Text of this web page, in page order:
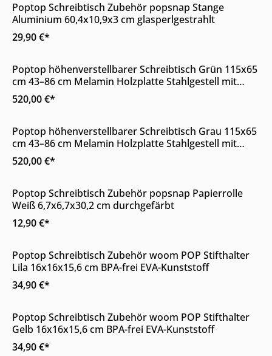
Poptop Schreibtisch Zubehör popsnap Stange
Aluminium 60,4x10,9x3 cm glasperlgestrahlt
29,90 €*
Online & im Möbelhaus verfügbar
Poptop höhenverstellbarer Schreibtisch Grün 115x65
cm 43–86 cm Melamin Holzplatte Stahlgestell mit
Rollen
520,00 €*
Online & im Möbelhaus verfügbar
Poptop höhenverstellbarer Schreibtisch Grau 115x65
cm 43–86 cm Melamin Holzplatte Stahlgestell mit
Rollen
520,00 €*
Online & im Möbelhaus verfügbar
Poptop Schreibtisch Zubehör popsnap Papierrolle
Weiß 6,7x6,7x30,2 cm durchgefärbt
12,90 €*
Online & im Möbelhaus verfügbar
Poptop Schreibtisch Zubehör woom POP Stifthalter
Lila 16x16x15,6 cm BPA-frei EVA-Kunststoff
34,90 €*
Online & im Möbelhaus verfügbar
Poptop Schreibtisch Zubehör woom POP Stifthalter
Gelb 16x16x15,6 cm BPA-frei EVA-Kunststoff
34,90 €*
Online & im Möbelhaus verfügbar